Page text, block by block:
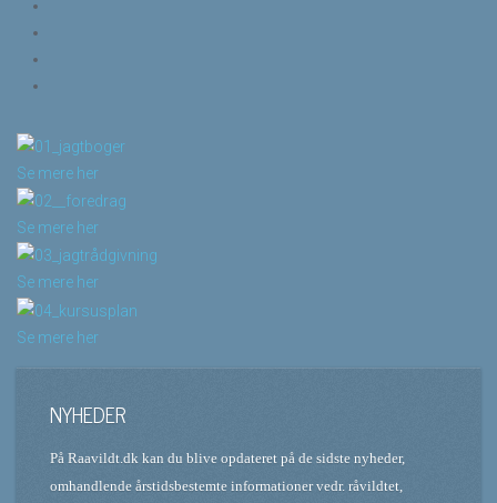
Se mere her
Se mere her
Se mere her
Se mere her
NYHEDER
På Raavildt.dk kan du blive opdateret på de sidste nyheder,
omhandlende årstidsbestemte informationer vedr. råvildtet,